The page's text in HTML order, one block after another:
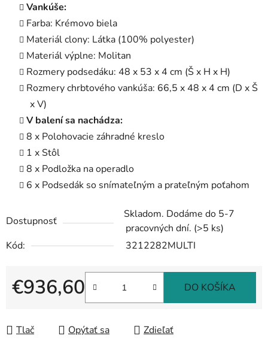
Vankúše:
Farba: Krémovo biela
Materiál clony: Látka (100% polyester)
Materiál výplne: Molitan
Rozmery podsedáku: 48 x 53 x 4 cm (Š x H x H)
Rozmery chrbtového vankúša: 66,5 x 48 x 4 cm (D x Š
x V)
V balení sa nachádza:
8 x Polohovacie záhradné kreslo
1 x Stôl
8 x Podložka na operadlo
6 x Podsedák so snímateľným a prateľným poťahom
Dostupnosť
Skladom. Dodáme do 5-7
pracovných dní. (>5 ks)
Kód:
3212282MULTI
€936,60 DO KOŠÍKA
Tlač Opýtať sa Zdieľať